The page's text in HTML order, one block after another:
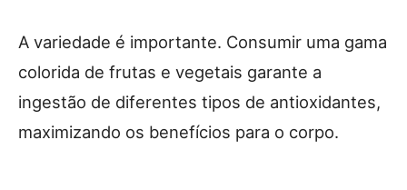
A variedade é importante. Consumir uma gama
colorida de frutas e vegetais garante a
ingestão de diferentes tipos de antioxidantes,
maximizando os benefícios para o corpo.